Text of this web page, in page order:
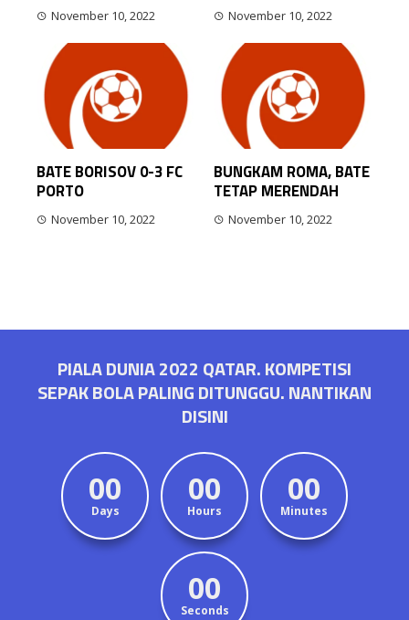
November 10, 2022 November 10, 2022
BATE BORISOV 0-3 FC
PORTO
November 10, 2022
BUNGKAM ROMA, BATE
TETAP MERENDAH
November 10, 2022
PIALA DUNIA 2022 QATAR. KOMPETISI
SEPAK BOLA PALING DITUNGGU. NANTIKAN
DISINI
00
Days
00
Hours
00
Minutes
00
Seconds